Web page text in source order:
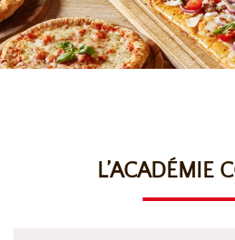
L’ACADÉMIE